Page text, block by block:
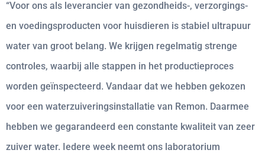
“Voor ons als leverancier van gezondheids-, verzorgings-
en voedingsproducten voor huisdieren is stabiel ultrapuur
water van groot belang. We krijgen regelmatig strenge
controles, waarbij alle stappen in het productieproces
worden geïnspecteerd. Vandaar dat we hebben gekozen
voor een waterzuiveringsinstallatie van Remon. Daarmee
hebben we gegarandeerd een constante kwaliteit van zeer
zuiver water. Iedere week neemt ons laboratorium